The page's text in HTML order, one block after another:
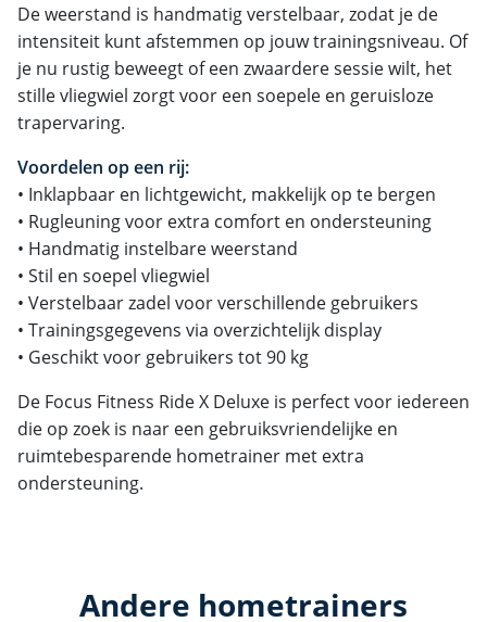
De weerstand is handmatig verstelbaar, zodat je de
intensiteit kunt afstemmen op jouw trainingsniveau. Of
je nu rustig beweegt of een zwaardere sessie wilt, het
stille vliegwiel zorgt voor een soepele en geruisloze
trapervaring.
Voordelen op een rij:
• Inklapbaar en lichtgewicht, makkelijk op te bergen
• Rugleuning voor extra comfort en ondersteuning
• Handmatig instelbare weerstand
• Stil en soepel vliegwiel
• Verstelbaar zadel voor verschillende gebruikers
• Trainingsgegevens via overzichtelijk display
• Geschikt voor gebruikers tot 90 kg
De Focus Fitness Ride X Deluxe is perfect voor iedereen
die op zoek is naar een gebruiksvriendelijke en
ruimtebesparende hometrainer met extra
ondersteuning.
Andere hometrainers